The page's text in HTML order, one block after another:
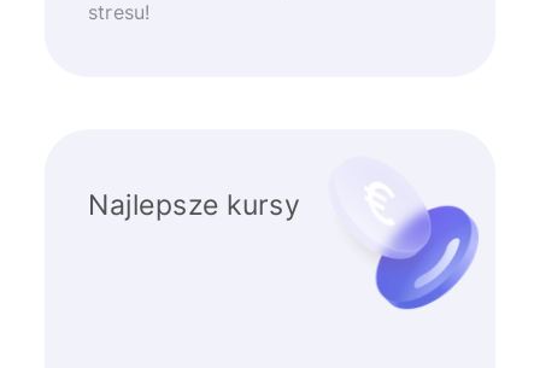
stresu!
Najlepsze kursy